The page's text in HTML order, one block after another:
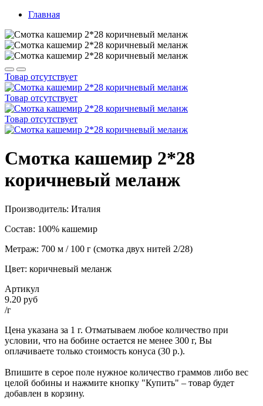
Главная
Товар отсутствует
Товар отсутствует
Товар отсутствует
Смотка кашемир 2*28
коричневый меланж
Производитель: Италия
Состав: 100% кашемир
Метраж: 700 м / 100 г (смотка двух нитей 2/28)
Цвет: коричневый меланж
Артикул
9.20 руб
/г
Цена указана за 1 г. Отматываем любое количество при
условии, что на бобине остается не менее 300 г, Вы
оплачиваете только стоимость конуса (30 р.).
Впишите в серое поле нужное количество граммов либо вес
целой бобины и нажмите кнопку "Купить" – товар будет
добавлен в корзину.